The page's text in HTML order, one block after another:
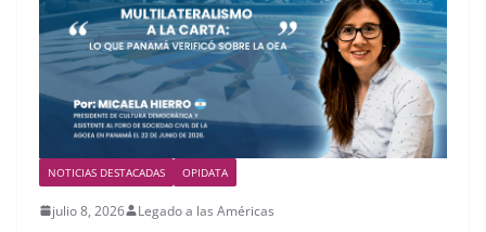
NOTICIAS DESTACADAS OPIDATA
julio 8, 2026 Legado a las Américas